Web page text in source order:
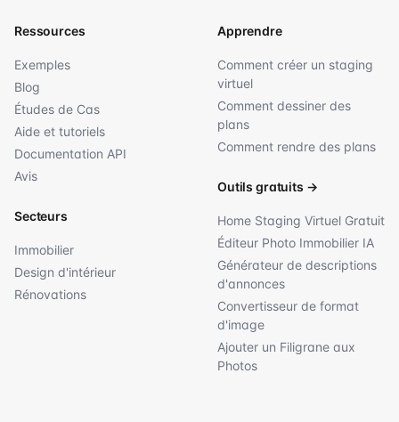
Ressources
Exemples
Blog
Études de Cas
Aide et tutoriels
Documentation API
Avis
Secteurs
Immobilier
Design d'intérieur
Rénovations
Apprendre
Comment créer un staging
virtuel
Comment dessiner des
plans
Comment rendre des plans
Outils gratuits →
Home Staging Virtuel Gratuit
Éditeur Photo Immobilier IA
Générateur de descriptions
d'annonces
Convertisseur de format
d'image
Ajouter un Filigrane aux
Photos